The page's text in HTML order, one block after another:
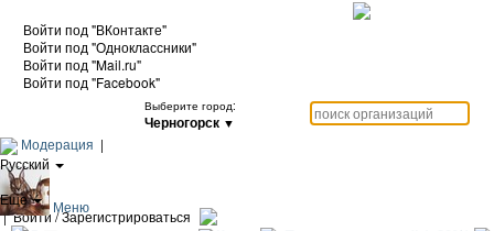
Войти под "ВКонтакте"
Войти под "Одноклассники"
Войти под "Mail.ru"
Войти под "Facebook"
Выберите город:
Черногорск ▼
Модерация |
Русский
|
Еще
|Войти / Зарегистрироваться
Меню